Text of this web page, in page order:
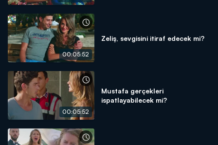
00:05:52
Zeliş, sevgisini itiraf edecek mi?
00:05:52
Mustafa gerçekleri
ispatlayabilecek mi?